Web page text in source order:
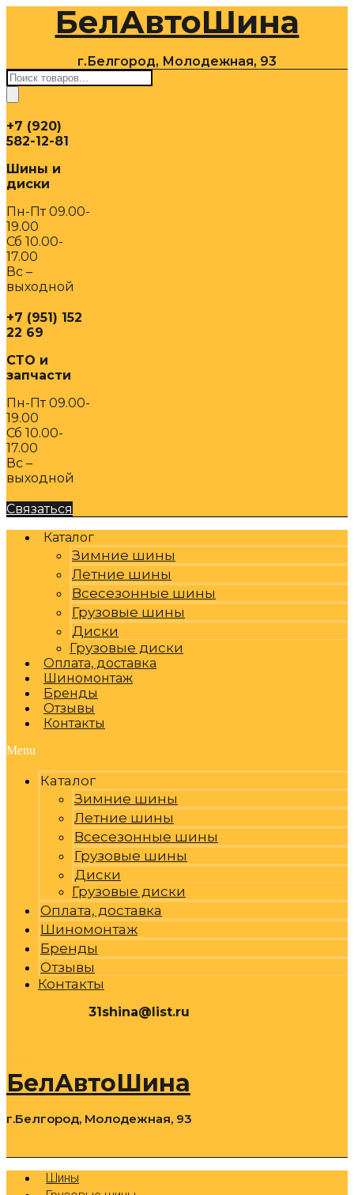
содержимомуБелАвтоШина
г.Белгород, Молодежная, 93
Поиск
товаров
+7 (920)
582-12-81
Шины и
диски
Пн-Пт 09.00-
19.00
Сб 10.00-
17.00
Вс –
выходной
+7 (951) 152
22 69
СТО и
запчасти
Пн-Пт 09.00-
19.00
Сб 10.00-
17.00
Вс –
выходной
Связаться
Каталог
Зимние шины
Летние шины
Всесезонные шины
Грузовые шины
Диски
Грузовые диски
Оплата, доставка
Шиномонтаж
Бренды
Отзывы
Контакты
Menu
Каталог
Зимние шины
Летние шины
Всесезонные шины
Грузовые шины
Диски
Грузовые диски
Оплата, доставка
Шиномонтаж
Бренды
Отзывы
Контакты
31shina@list.ru
БелАвтоШина
г.Белгород, Молодежная, 93
Шины